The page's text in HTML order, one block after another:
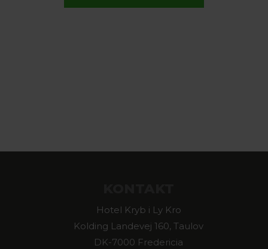
Hotel Kryb i Ly Kro
Kolding Landevej 160, Taulov
DK-7000 Fredericia